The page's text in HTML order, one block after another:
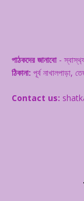
পাঠকদের জানাবো -
ঠিকানা: পূর্ব নাখালপাড়া,
Contact us: